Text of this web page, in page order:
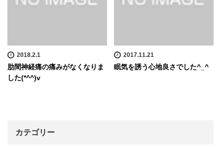
2018.2.1
肋間神経痛の痛みがなくなりま
した(*^^)v
2017.11.21
眠気を誘う心地良さでした^_^
カテゴリー